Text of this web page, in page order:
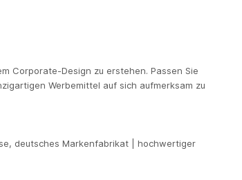
Corporate-Design zu erstehen. Passen Sie
Werbemittel auf sich aufmerksam zu
deutsches Markenfabrikat | hochwertiger